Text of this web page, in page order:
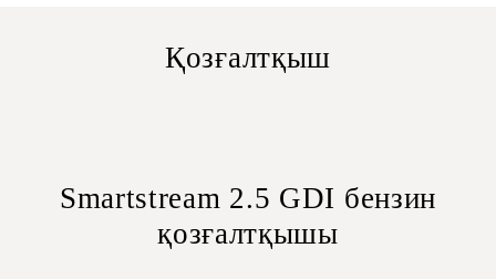
Қозғалтқыш
Smartstream 2.5 GDI бензин
қозғалтқышы